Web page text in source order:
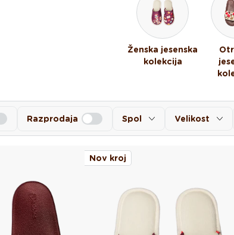
Ženska jesenska
kolekcija
Spol Velikost
Razprodaja
Nov kroj